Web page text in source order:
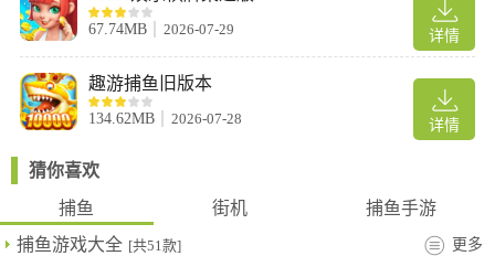
游戏优势
1、瞬间翻盘的万炮尊享
千炮已经过时了，万炮才是王道。
2、潜水海底世界
10000像素高清画质，最漂亮的捕鱼，潜水般的海底感受，惊喜就
详情
67.74MB 2026-07-29
详情
趣游捕鱼旧版本
134.62MB 2026-07-28
猜你喜欢
捕鱼
街机
捕鱼手游
捕鱼游戏大全 [共51款] 更多